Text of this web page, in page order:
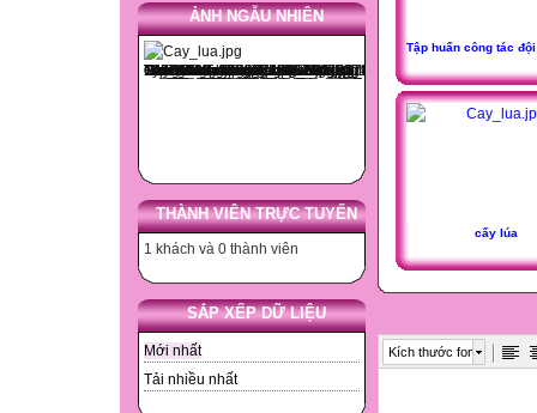
ẢNH NGẪU NHIÊN
THÀNH VIÊN TRỰC TUYẾN
1 khách và 0 thành viên
SẮP XẾP DỮ LIỆU
Mới nhất
Tải nhiều nhất
Tập huấn công tác
cấy lúa
Kích thước font